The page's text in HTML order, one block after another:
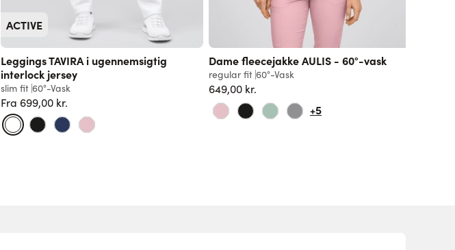
ACTIVE
Leggings TAVIRA i ugennemsigtig
interlock jersey
slim fit 60°-Vask
Fra 699,00 kr.
Dame fleecejakke AULIS - 60°-vask
regular fit 60°-Vask
649,00 kr.
+5